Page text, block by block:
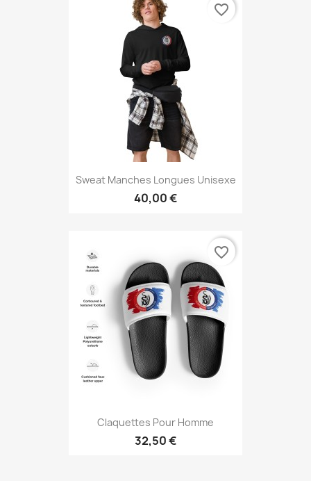
Sweat Manches Longues Unisexe
40,00 €
favorite_border
Claquettes Pour Homme
32,50 €
favorite_border